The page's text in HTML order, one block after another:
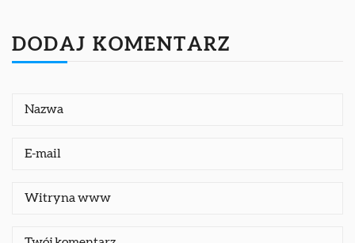
DODAJ KOMENTARZ